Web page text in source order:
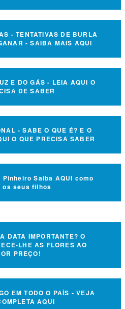
- TENTATIVAS DE BURLA
- SAIBA MAIS AQUI
E DO GÁS - LEIA AQUI O
DE SABER
- SABE O QUE É? E O
O QUE PRECISA SABER
Saiba AQUI como
os seus filhos
DATA IMPORTANTE? O
LHE AS FLORES AO
PREÇO!
EM TODO O PAÍS - VEJA
AQUI